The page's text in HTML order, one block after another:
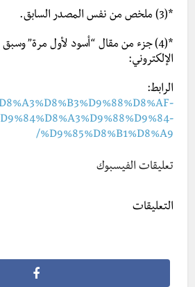
*(3) ملخص من نفس المصدر السابق.
*(4) جزء من مقال “أسود لأول مرة”
الإلكتروني:
الرابط:
%D9%85%D8%B1%D8%A9/
تعليقات الفيسبوك
التعليقات